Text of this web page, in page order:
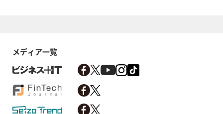
メディア一覧